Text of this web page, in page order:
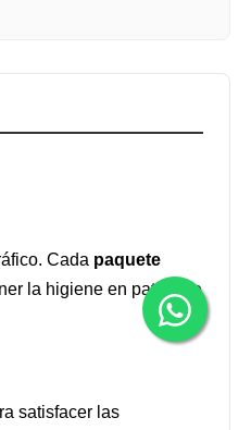
Cada paquete
la higiene en patios de
satisfacer las